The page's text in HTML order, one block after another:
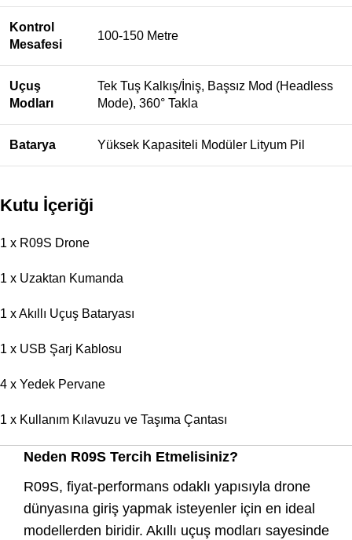
Kontrol
Mesafesi
100-150 Metre
Uçuş
Modları
Tek Tuş Kalkış/İniş, Başsız Mod (Headless
Mode), 360° Takla
Batarya Yüksek Kapasiteli Modüler Lityum Pil
Kutu İçeriği
1 x R09S Drone
1 x Uzaktan Kumanda
1 x Akıllı Uçuş Bataryası
1 x USB Şarj Kablosu
4 x Yedek Pervane
1 x Kullanım Kılavuzu ve Taşıma Çantası
Neden R09S Tercih Etmelisiniz?
R09S, fiyat-performans odaklı yapısıyla drone
dünyasına giriş yapmak isteyenler için en ideal
modellerden biridir. Akıllı uçuş modları sayesinde